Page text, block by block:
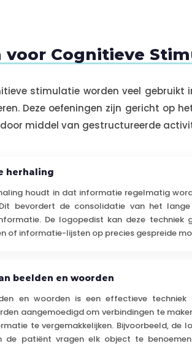
voor Cognitieve
stimulatie worden veel gebruikt
Deze oefeningen zijn gericht op
middel van gestructureerde
herhaling
houdt in dat informatie regelmatig
bevordert de consolidatie van het
De logopedist kan deze techniek
of informatie-lijsten op precies gespreide
beelden en woorden
en woorden is een effectieve
aangemoedigd om verbindingen te
te vergemakkelijken. Bijvoorbeeld, de
de patiënt vragen elk object te